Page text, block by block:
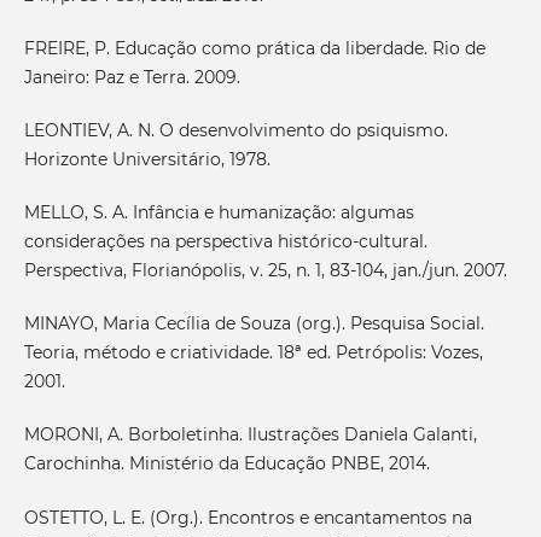
FREIRE, P. Educação como prática da liberdade. Rio de
Janeiro: Paz e Terra. 2009.
LEONTIEV, A. N. O desenvolvimento do psiquismo.
Horizonte Universitário, 1978.
MELLO, S. A. Infância e humanização: algumas
considerações na perspectiva histórico-cultural.
Perspectiva, Florianópolis, v. 25, n. 1, 83-104, jan./jun. 2007.
MINAYO, Maria Cecília de Souza (org.). Pesquisa Social.
Teoria, método e criatividade. 18ª ed. Petrópolis: Vozes,
2001.
MORONI, A. Borboletinha. Ilustrações Daniela Galanti,
Carochinha. Ministério da Educação PNBE, 2014.
OSTETTO, L. E. (Org.). Encontros e encantamentos na